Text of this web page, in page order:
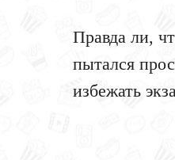
Правда ли,
пытался
избежать